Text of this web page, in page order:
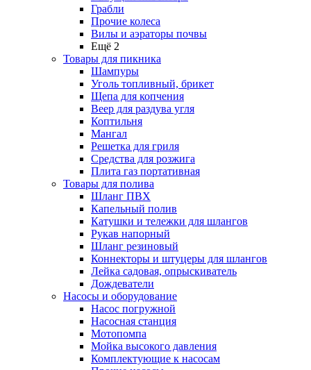
Грабли
Прочие колеса
Вилы и аэраторы почвы
Ещё 2
Товары для пикника
Шампуры
Уголь топливный, брикет
Щепа для копчения
Веер для раздува угля
Коптильня
Мангал
Решетка для гриля
Средства для розжига
Плита газ портативная
Товары для полива
Шланг ПВХ
Капельный полив
Катушки и тележки для шлангов
Рукав напорный
Шланг резиновый
Коннекторы и штуцеры для шлангов
Лейка садовая, опрыскиватель
Дождеватели
Насосы и оборудование
Насос погружной
Насосная станция
Мотопомпа
Мойка высокого давления
Комплектующие к насосам